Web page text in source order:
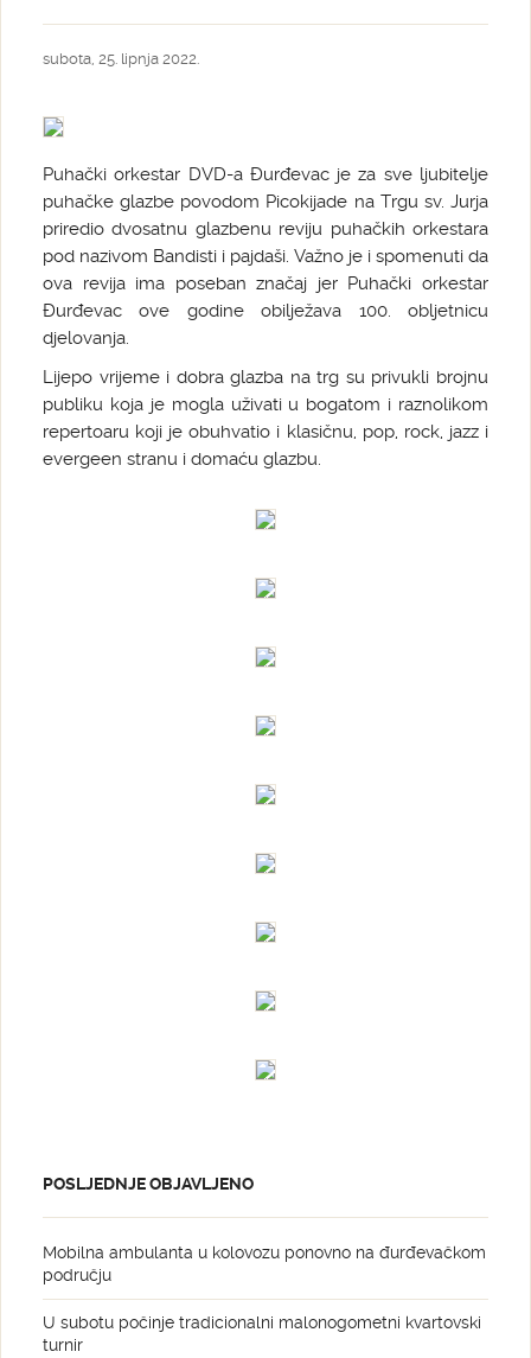
subota, 25. lipnja 2022.
Puhački orkestar DVD-a Đurđevac je za sve ljubitelje
puhačke glazbe povodom Picokijade na Trgu sv. Jurja
priredio dvosatnu glazbenu reviju puhačkih orkestara
pod nazivom Bandisti i pajdaši. Važno je i spomenuti da
ova revija ima poseban značaj jer Puhački orkestar
Đurđevac ove godine obilježava 100. obljetnicu
djelovanja.
Lijepo vrijeme i dobra glazba na trg su privukli brojnu
publiku koja je mogla uživati u bogatom i raznolikom
repertoaru koji je obuhvatio i klasičnu, pop, rock, jazz i
evergeen stranu i domaću glazbu.
POSLJEDNJE OBJAVLJENO
Mobilna ambulanta u kolovozu ponovno na đurđevačkom
području
U subotu počinje tradicionalni malonogometni kvartovski
turnir